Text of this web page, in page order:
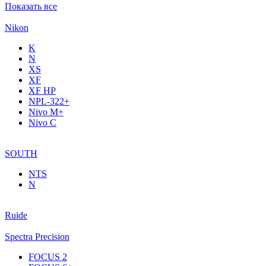
Показать все
Nikon
K
N
XS
XF
XF НР
NPL-322+
Nivo M+
Nivo C
SOUTH
NTS
N
Ruide
Spectra Precision
FOCUS 2